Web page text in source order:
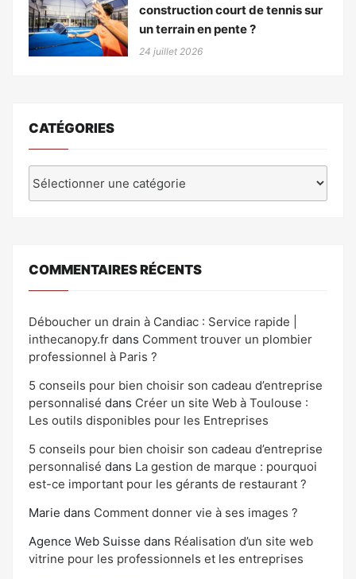
construction court de tennis sur
un terrain en pente ?
24 juillet 2026
CATÉGORIES
COMMENTAIRES RÉCENTS
Déboucher un drain à Candiac : Service rapide |
inthecanopy.fr dans Comment trouver un plombier
professionnel à Paris ?
5 conseils pour bien choisir son cadeau d’entreprise
personnalisé dans Créer un site Web à Toulouse :
Les outils disponibles pour les Entreprises
5 conseils pour bien choisir son cadeau d’entreprise
personnalisé dans La gestion de marque : pourquoi
est-ce important pour les gérants de restaurant ?
Marie dans Comment donner vie à ses images ?
Agence Web Suisse dans Réalisation d’un site web
vitrine pour les professionnels et les entreprises